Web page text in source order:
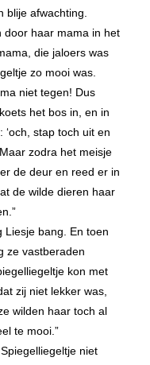
blije afwachting.
door haar mama in het
die jaloers was
zo mooi was.
niet tegen! Dus
het bos in, en in
stap toch uit en
zodra het meisje
de deur en reed er in
de wilde dieren haar
Liesje bang. En toen
ze vastberaden
kon met
zij niet lekker was,
wilden haar toch al
te mooi.”
niet